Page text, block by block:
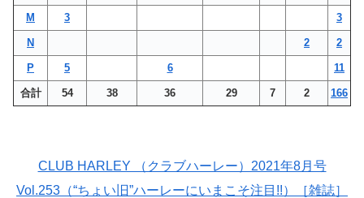
M 3 3
N 2 2
P 5 6 11
合計 54 38 36 29 7 2 166
CLUB HARLEY （クラブハーレー）2021年8月号
Vol.253（“ちょい旧”ハーレーにいまこそ注目!!）［雑誌］